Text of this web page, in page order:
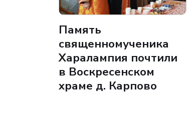
Память
священномученика
Харалампия почтили
в Воскресенском
храме д. Карпово